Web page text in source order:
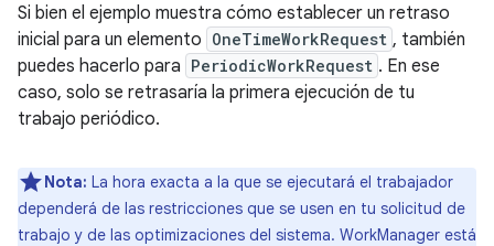
Si bien el ejemplo muestra cómo establecer un retraso
inicial para un elemento OneTimeWorkRequest , también
puedes hacerlo para PeriodicWorkRequest . En ese
caso, solo se retrasaría la primera ejecución de tu
trabajo periódico.
Nota: La hora exacta a la que se ejecutará el trabajador
dependerá de las restricciones que se usen en tu solicitud de
trabajo y de las optimizaciones del sistema. WorkManager está